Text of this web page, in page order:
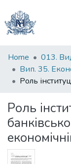
Communities
&
Collections
Statistics
Home 013.
Вип. 35.
Роль